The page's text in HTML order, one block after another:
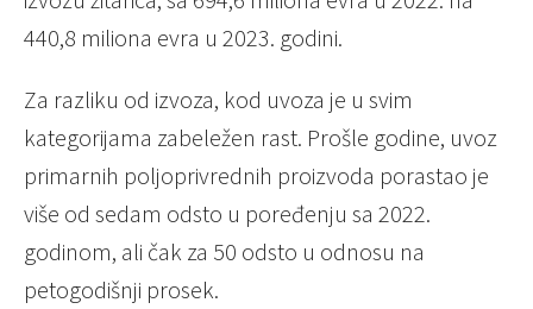
440,8 miliona evra u 2023. godini.
Za razliku od izvoza, kod uvoza je u svim
kategorijama zabeležen rast. Prošle godine, uvoz
primarnih poljoprivrednih proizvoda porastao je
više od sedam odsto u poređenju sa 2022.
godinom, ali čak za 50 odsto u odnosu na
petogodišnji prosek.